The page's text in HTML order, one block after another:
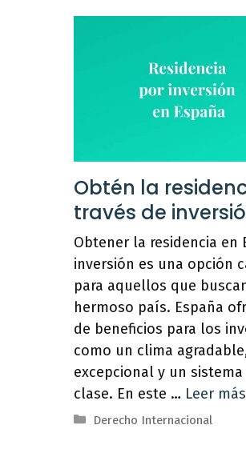
Obtén la
través de
Obtener la residencia en
inversión es una opción
para aquellos que
hermoso país. España
de beneficios para los
como un clima
excepcional y un
clase. En este … Leer más
Categorías
Derecho Internacional